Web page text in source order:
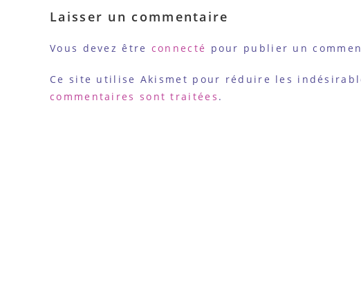
Laisser un commentaire
Vous devez être connecté pour publier un
Ce site utilise Akismet pour réduire les
commentaires sont traitées .